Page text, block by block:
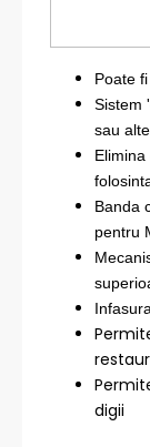
Poate
Sistem
sau
Banda
pentru
digii